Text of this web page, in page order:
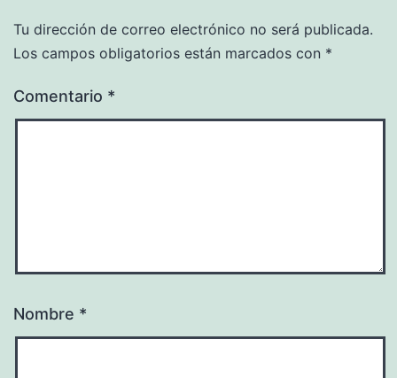
Tu dirección de correo electrónico no será publicada.
Los campos obligatorios están marcados con *
Comentario *
Nombre *